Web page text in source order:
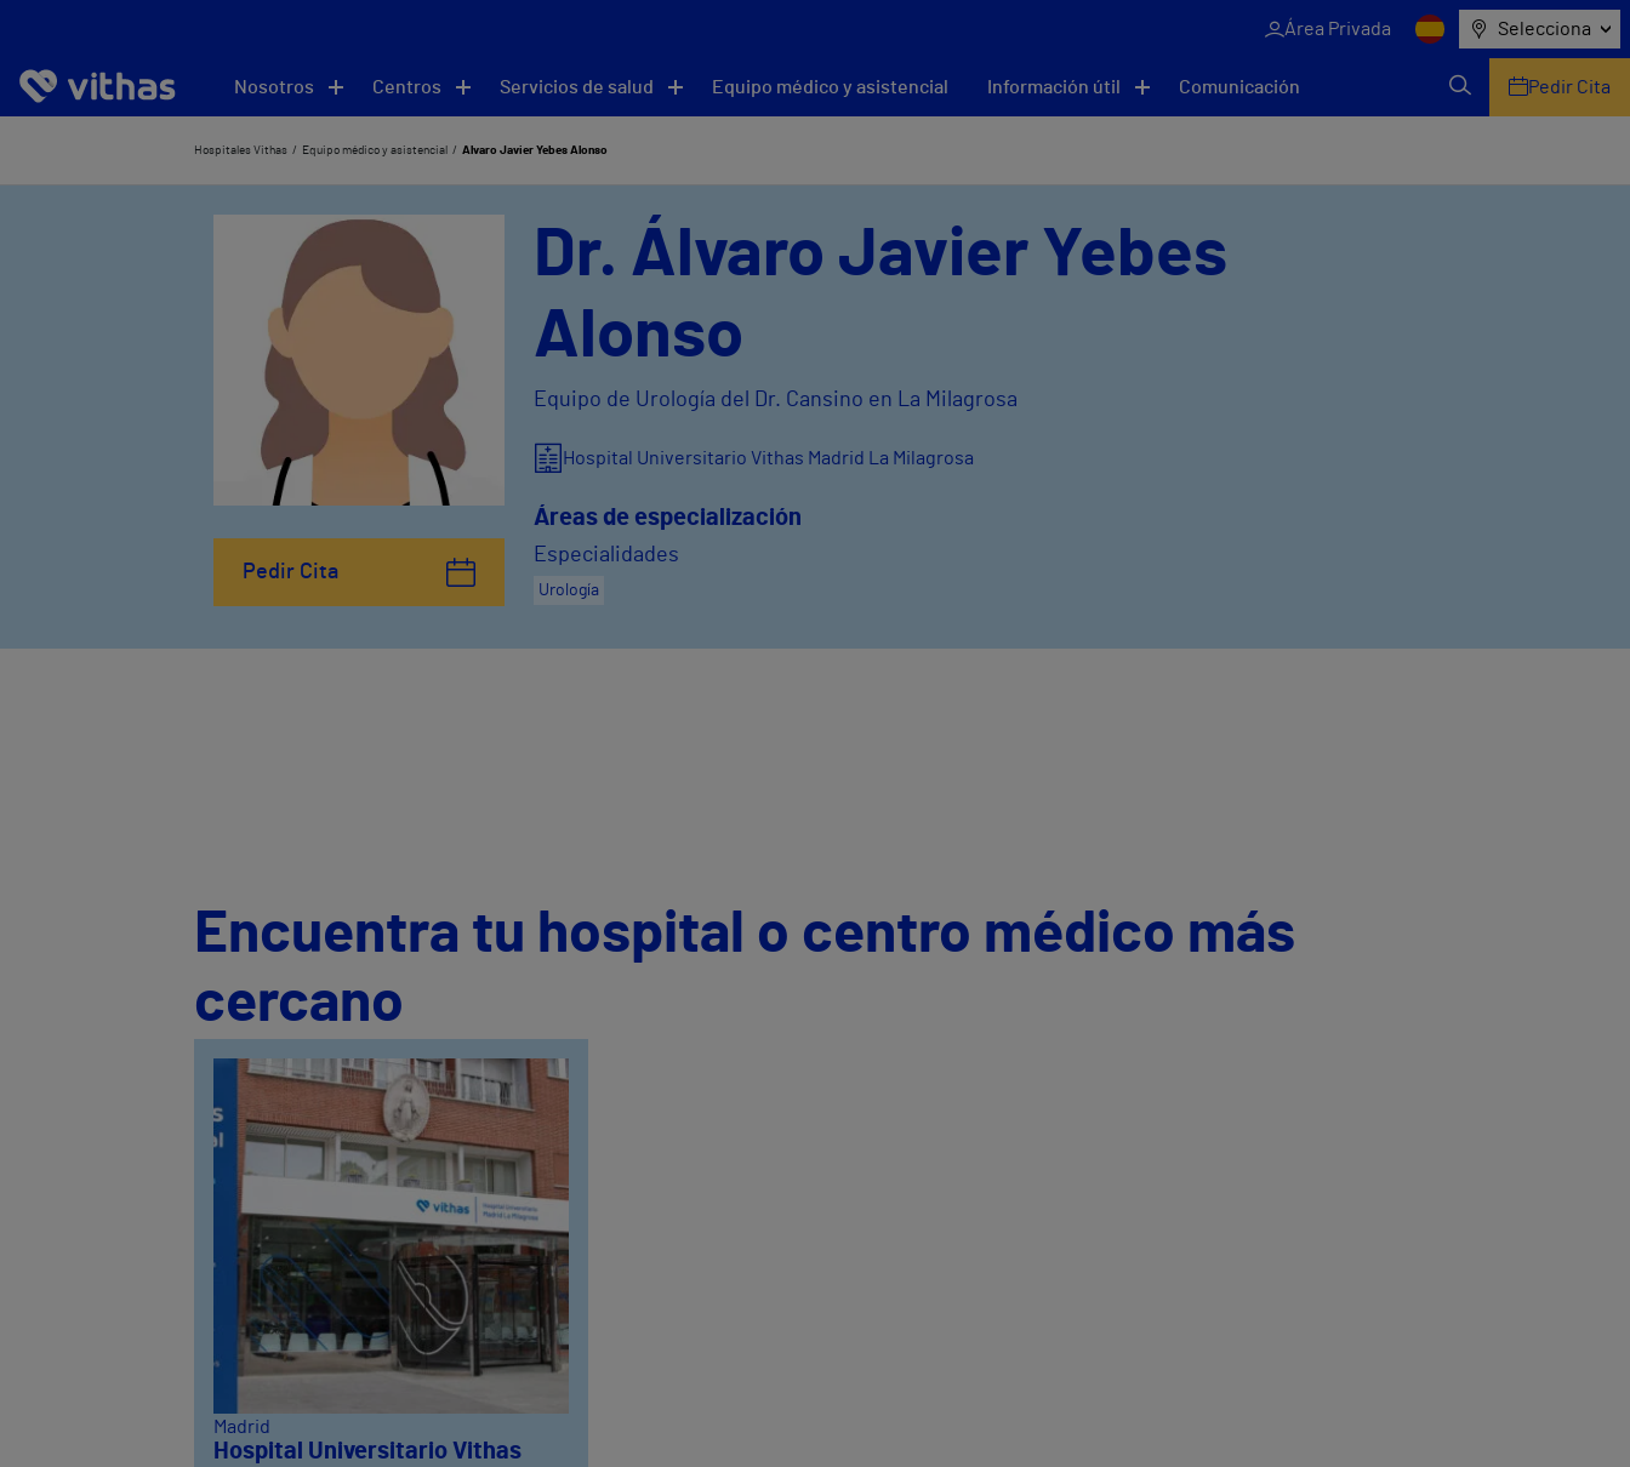
Área Privada Selecciona
Nosotros Centros Servicios de salud Equipo médico y asistencial Información útil Comunicación Pedir Cita
Hospitales Vithas Equipo médico y asistencial Álvaro Javier Yebes Alonso
Pedir Cita
Dr. Álvaro Javier Yebes
Alonso
Equipo de Urología del Dr. Cansino en La Milagrosa
Hospital Universitario Vithas Madrid La Milagrosa
Áreas de especialización
Especialidades
Urología
Encuentra tu hospital o centro médico más
cercano
Madrid
Hospital Universitario Vithas